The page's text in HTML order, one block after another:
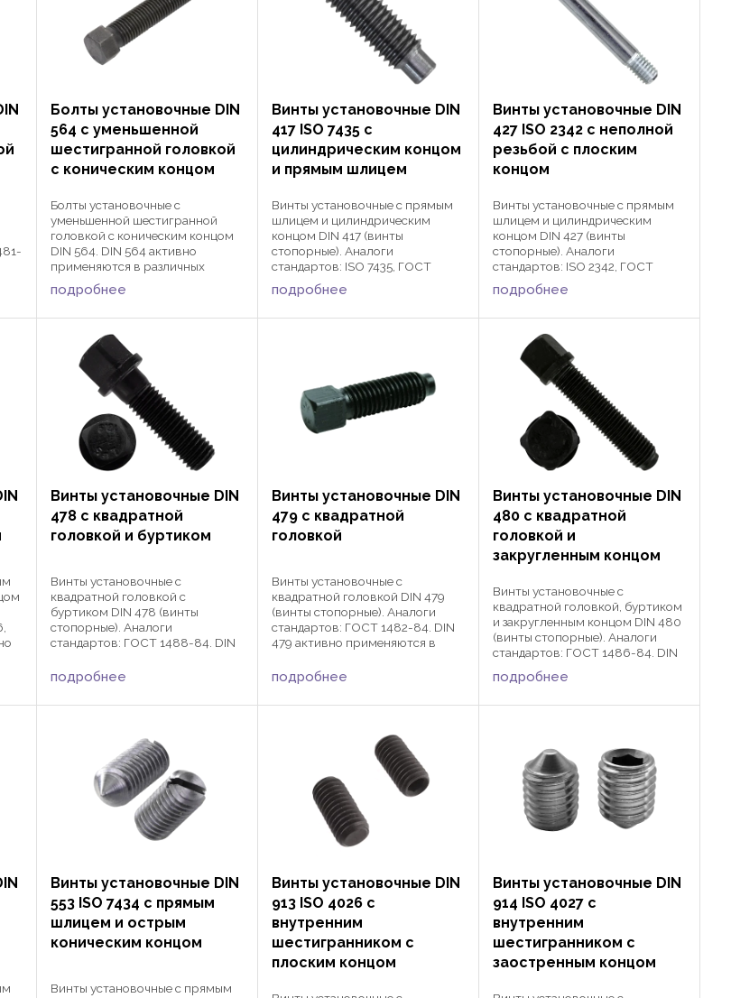
Болты установочные DIN
564 с уменьшенной
шестигранной головкой
с коническим концом
Болты установочные с
уменьшенной шестигранной
головкой с коническим концом
DIN 564. DIN 564 активно
применяются в различных
сферах машиностроения и
автомобилестроения для
шайбами ...
подробнее
Винты установочные DIN
417 ISO 7435 с
цилиндрическим концом
и прямым шлицем
Винты установочные с прямым
шлицем и цилиндрическим
концом DIN 417 (винты
стопорные). Аналоги
стандартов: ISO 7435, ГОСТ
1478-93. DIN 417 активно
применяются в различных
подробнее
Винты установочные DIN
427 ISO 2342 с неполной
резьбой c плоским
концом
Винты установочные с прямым
шлицем и цилиндрическим
концом DIN 427 (винты
стопорные). Аналоги
стандартов: ISO 2342, ГОСТ
18746-80. DIN 427 активно
применяются в различных
фиксации деталей и защиты их от
подробнее
от
Винты установочные DIN
478 с квадратной
головкой и буртиком
Винты установочные с
квадратной головкой с
буртиком DIN 478 (винты
стопорные). Аналоги
стандартов: ГОСТ 1488-84. DIN
различных сферах
машиностроения и
автомобилестроения для
подробнее
Винты установочные DIN
479 с квадратной
головкой
Винты установочные с
квадратной головкой DIN 479
(винты стопорные). Аналоги
стандартов: ГОСТ 1482-84. DIN
479 активно применяются в
машиностроения и
автомобилестроения для
фиксации деталей и защиты их от
подробнее
Винты установочные DIN
480 с квадратной
головкой и
закругленным концом
Винты установочные с
квадратной головкой, буртиком
и закругленным концом DIN 480
(винты стопорные). Аналоги
стандартов: ГОСТ 1486-84. DIN
480 активно применяются в
различных сферах
подробнее
Винты установочные DIN
553 ISO 7434 с прямым
шлицем и острым
коническим концом
Винты установочные с прямым
Винты установочные DIN
913 ISO 4026 с
внутренним
шестигранником с
плоским концом
Винты установочные DIN
914 ISO 4027 с
внутренним
шестигранником с
заостренным концом